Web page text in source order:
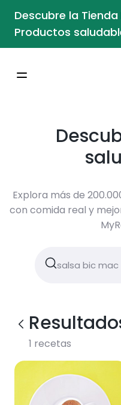
Descubre la
Productos
Explora más de
con comida real y
1 recetas